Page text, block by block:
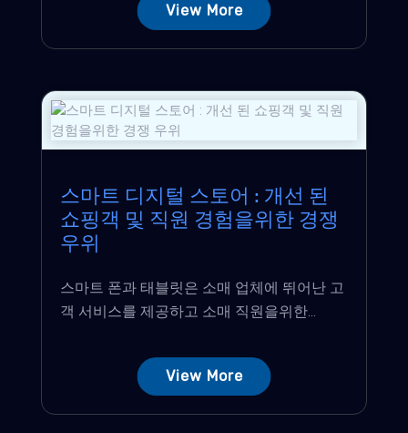
View More
스마트 디지털 스토어 : 개선 된
쇼핑객 및 직원 경험을위한 경쟁
우위
스마트 폰과 태블릿은 소매 업체에 뛰어난 고
객 서비스를 제공하고 소매 직원을위한...
View More